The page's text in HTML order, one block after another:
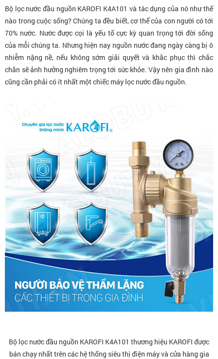
Bộ lọc nước đầu nguồn KAROFI K4A101 và tác dụng của nó như thế
nào trong cuộc sống? Chúng ta đều biết, cơ thể của con người có tới
70% nước. Nước được cọi là yếu tố cực kỳ quan trọng tới đời sống
của mỗi chúng ta. Nhưng hiện nay nguồn nước đang ngày càng bị ô
nhiễm nặng nề, nếu không sớm giải quyết và khắc phục thì chắc
chắn sẽ ảnh hưởng nghiêm trọng tới sức khỏe. Vậy nên gia đình nào
cũng cần phải có ít nhất một chiếc máy lọc nước đầu nguồn.
Bộ lọc nước đầu nguồn KAROFI K4A101 thương hiệu KAROFI được
bán chạy nhất trên các hệ thống siêu thị điện máy và cửa hàng gia